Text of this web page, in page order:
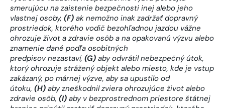
smerujúcu na zaistenie bezpečnosti inej alebo jeho
vlastnej osoby, (F) ak nemožno inak zadržať dopravný
prostriedok, ktorého vodič bezohľadnou jazdou vážne
ohrozuje život a zdravie osôb a na opakovanú výzvu alebo
znamenie dané podľa osobitných
predpisov nezastaví, (G) aby odvrátil nebezpečný útok,
ktorý ohrozuje strážený objekt alebo miesto, kde je vstup
zakázaný, po márnej výzve, aby sa upustilo od
útoku, (H) aby zneškodnil zviera ohrozujúce život alebo
zdravie osôb, (I) aby v bezprostrednom priestore štátnej